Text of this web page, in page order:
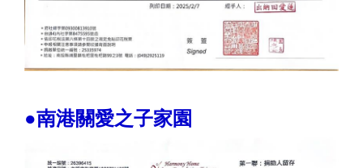
●南港關愛之子家園